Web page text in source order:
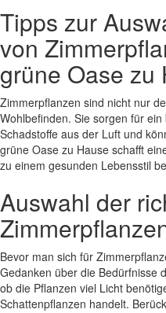
Tipps zur
von
grüne Oase zu
Zimmerpflanzen sind nicht nur
Wohlbefinden. Sie sorgen für
Schadstoffe aus der Luft und
grüne Oase zu Hause schafft
zu einem gesunden Lebensstil
Auswahl der
Bevor man sich für
Gedanken über die Bedürfnisse
ob die Pflanzen viel Licht
Schattenpflanzen handelt.